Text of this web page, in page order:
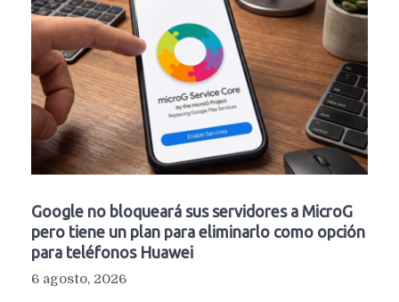
Google no bloqueará sus servidores a MicroG
pero tiene un plan para eliminarlo como opción
para teléfonos Huawei
6 agosto, 2026